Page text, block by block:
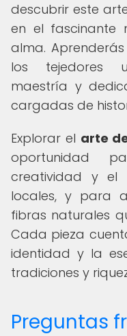
descubrir este
en el fascinante
alma.
los tejedores
maestría y
cargadas de
Explorar el arte
oportunidad
creatividad y el
locales, y para
fibras naturales
Cada pieza
identidad y la
tradiciones y
Preguntas